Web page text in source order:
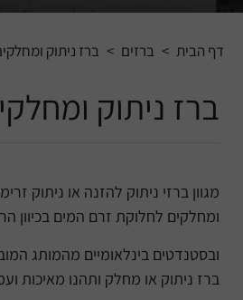
דף הבית > ברזים > ברז ניתוק
ברז ניתוק
מגוון ברזי ניתוק להזנה או ניתוק
ומחלקים לחלוקת זרם המים בכיוון
ובסטנדטים בינלאומיים מהמותג
ברז ניתוק או מחלק ותהנו מאיכות